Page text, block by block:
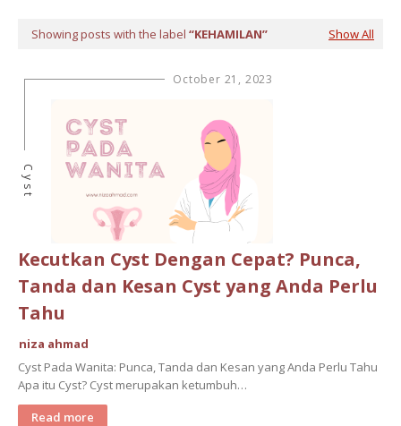
Showing posts with the label KEHAMILAN Show All
October 21, 2023
Cyst
Kecutkan Cyst Dengan Cepat? Punca,
Tanda dan Kesan Cyst yang Anda Perlu
Tahu
niza ahmad
Cyst Pada Wanita: Punca, Tanda dan Kesan yang Anda Perlu Tahu
Apa itu Cyst? Cyst merupakan ketumbuh…
Read more